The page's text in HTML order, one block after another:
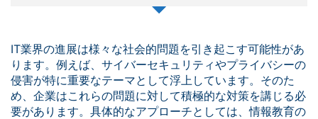
IT業界の進展は様々な社会的問題を引き起こす可能性があ
ります。例えば、サイバーセキュリティやプライバシーの
侵害が特に重要なテーマとして浮上しています。そのた
め、企業はこれらの問題に対して積極的な対策を講じる必
要があります。具体的なアプローチとしては、情報教育の